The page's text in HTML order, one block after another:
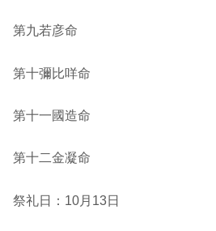
第九若彦命
第十彌比咩命
第十一國造命
第十二金凝命
祭礼日：10月13日